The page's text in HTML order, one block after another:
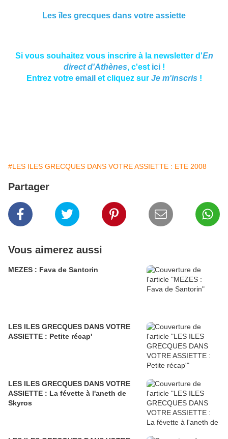
Les îles grecques dans votre assiette
Si vous souhaitez vous inscrire à la newsletter d'En
direct d'Athènes, c'est ici !
Entrez votre email et cliquez sur Je m'inscris !
#LES ILES GRECQUES DANS VOTRE ASSIETTE : ETE 2008
Partager
Vous aimerez aussi
ΜEZES : Fava de Santorin
LES ILES GRECQUES DANS VOTRE
ASSIETTE : Petite récap'
LES ILES GRECQUES DANS VOTRE
ASSIETTE : La févette à l'aneth de
Skyros